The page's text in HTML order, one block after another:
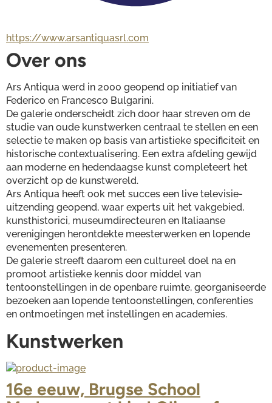
https://www.arsantiquasrl.com
Over ons
Ars Antiqua werd in 2000 geopend op initiatief van
Federico en Francesco Bulgarini.
De galerie onderscheidt zich door haar streven om de
studie van oude kunstwerken centraal te stellen en een
selectie te maken op basis van artistieke specificiteit en
historische contextualisering. Een extra afdeling gewijd
aan moderne en hedendaagse kunst completeert het
overzicht op de kunstwereld.
Ars Antiqua heeft ook met succes een live televisie-
uitzending geopend, waar experts uit het vakgebied,
kunsthistorici, museumdirecteuren en Italiaanse
verenigingen herontdekte meesterwerken en lopende
evenementen presenteren.
De galerie streeft daarom een cultureel doel na en
promoot artistieke kennis door middel van
tentoonstellingen in de openbare ruimte, georganiseerde
bezoeken aan lopende tentoonstellingen, conferenties
en ontmoetingen met instellingen en academies.
Kunstwerken
16e eeuw, Brugse School